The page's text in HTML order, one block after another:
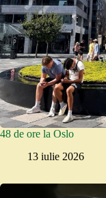
48 de ore la Oslo
13 iulie 2026